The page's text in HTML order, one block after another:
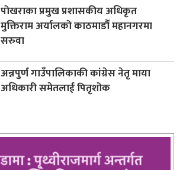
पोखराका प्रमुख प्रशासकीय अधिकृत
मुक्तिराम अर्यालको काठमाडौँ महानगरमा
सरुवा
अन्नपुर्ण गाउँपालिकाकी कांग्रेस नेतृ माया
अधिकारी समेतलाई पितृशोक